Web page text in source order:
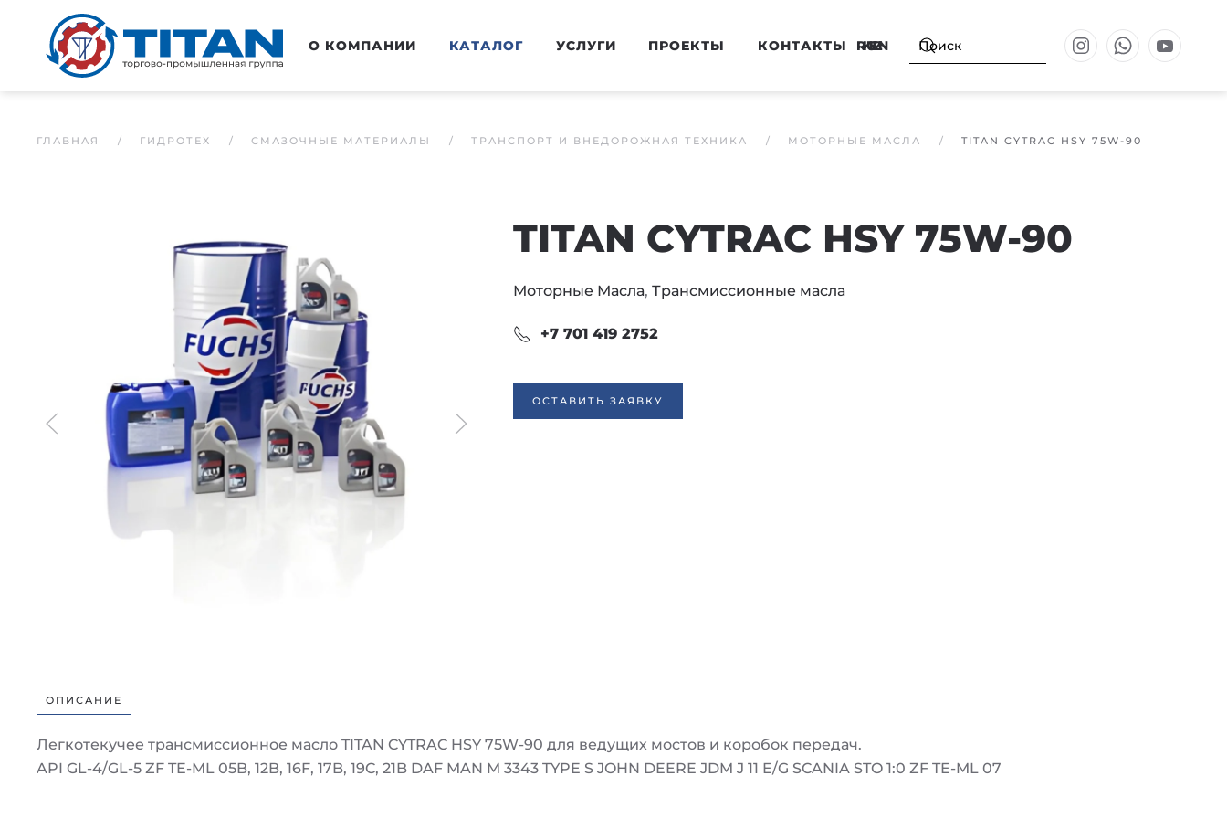
Перейти к основному содержанию О КОМПАНИИ КАТАЛОГ УСЛУГИ ПРОЕКТЫ КОНТАКТЫ RU
KZ
EN
ГЛАВНАЯ ГИДРОТЕХ СМАЗОЧНЫЕ МАТЕРИАЛЫ ТРАНСПОРТ И ВНЕДОРОЖНАЯ ТЕХНИКА МОТОРНЫЕ МАСЛА TITAN CYTRAC HSY 75W-90
TITAN CYTRAC HSY 75W-90
Моторные Масла, Трансмиссионные масла
+7 701 419 2752
ОСТАВИТЬ ЗАЯВКУ
ОПИСАНИЕ
Легкотекучее трансмиссионное масло TITAN CYTRAC HSY 75W-90 для ведущих мостов и коробок передач.
API GL-4/GL-5 ZF TE-ML 05B, 12B, 16F, 17B, 19C, 21B DAF MAN M 3343 TYPE S JOHN DEERE JDM J 11 E/G SCANIA STO 1:0 ZF TE-ML 07